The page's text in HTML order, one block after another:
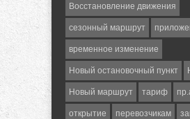
Восстановление движения
сезонный маршрут
временное изменение
Новый остановочный пункт
Новый маршрут тариф
открытие перевозчикам